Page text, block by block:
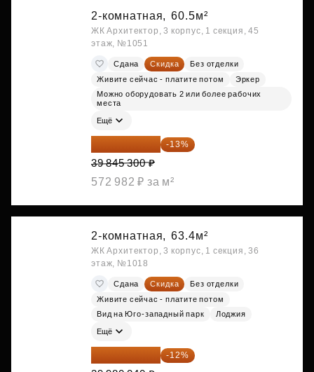
2-комнатная, 60.5м²
ЖК Архитектор, 3 корпус, 1 секция, 45
этаж, №1051
Сдана Скидка
Без отделки
Живите сейчас - платите потом
Эркер
Можно оборудовать 2 или более рабочих
места
Ещё
34 665 411 ₽ -13%
39 845 300 ₽
572 982 ₽ за м²
2-комнатная, 63.4м²
ЖК Архитектор, 3 корпус, 1 секция, 36
этаж, №1018
Сдана Скидка
Без отделки
Живите сейчас - платите потом
Вид на Юго-западный парк
Лоджия
Ещё
35 182 435 ₽ -12%